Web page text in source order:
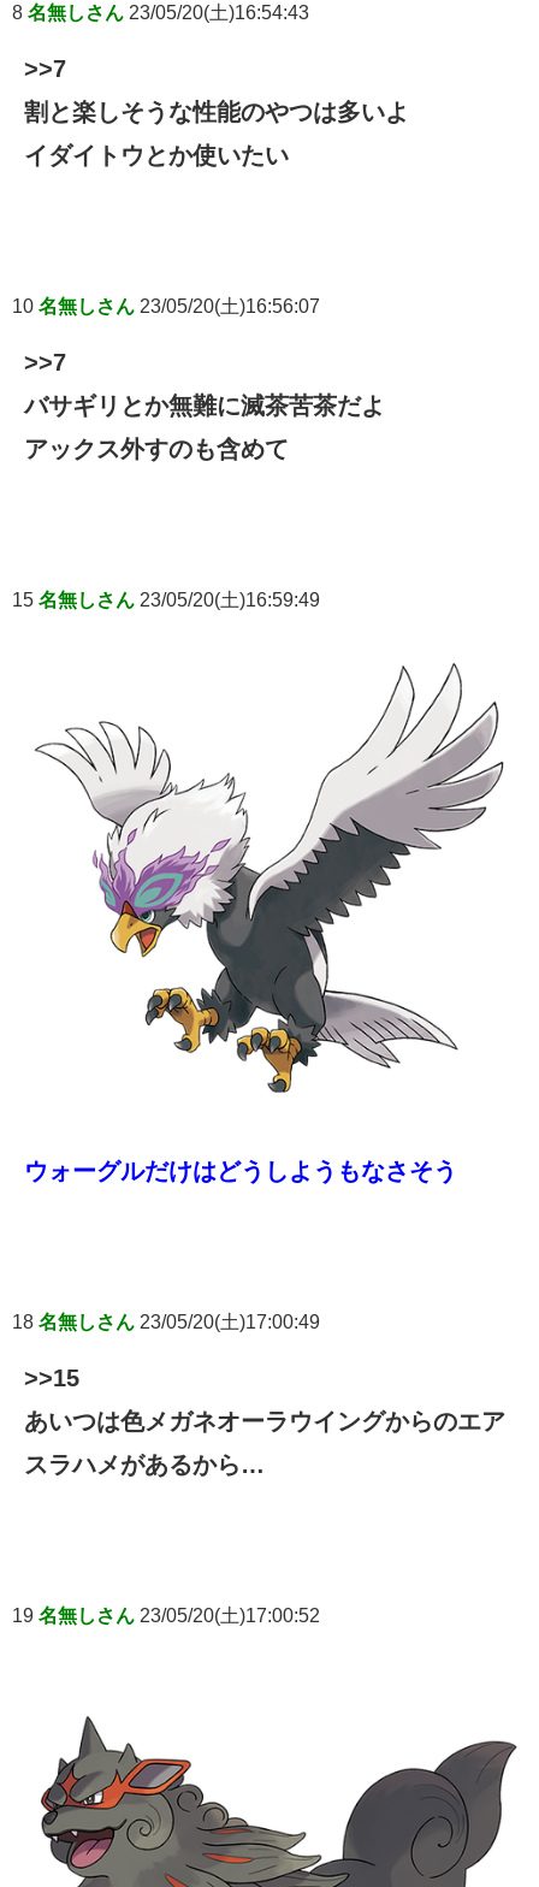
8 名無しさん 23/05/20(土)16:54:43
>>7
割と楽しそうな性能のやつは多いよ
イダイトウとか使いたい
10 名無しさん 23/05/20(土)16:56:07
>>7
バサギリとか無難に滅茶苦茶だよ
アックス外すのも含めて
15 名無しさん 23/05/20(土)16:59:49
ウォーグルだけはどうしようもなさそう
18 名無しさん 23/05/20(土)17:00:49
>>15
あいつは色メガネオーラウイングからのエア
スラハメがあるから…
19 名無しさん 23/05/20(土)17:00:52